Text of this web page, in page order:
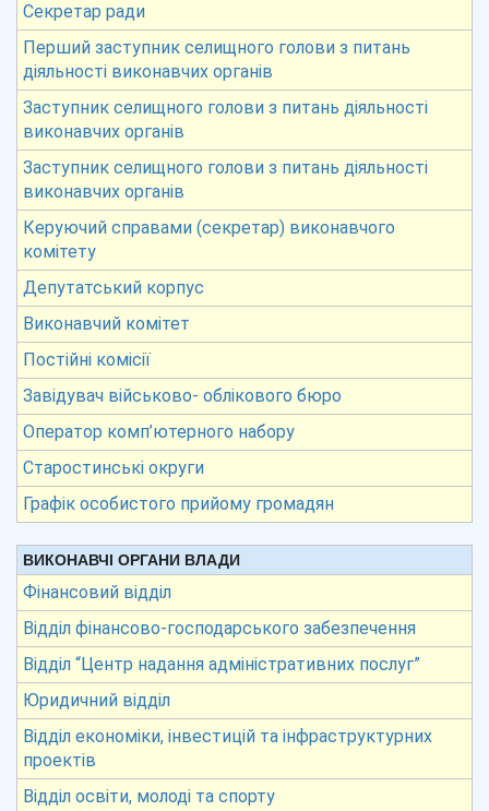
Секретар ради
Перший заступник селищного голови з питань
діяльності виконавчих органів
Заступник селищного голови з питань діяльності
виконавчих органів
Заступник селищного голови з питань діяльності
виконавчих органів
Керуючий справами (секретар) виконавчого
комітету
Депутатський корпус
Виконавчий комітет
Постійні комісії
Завідувач військово- облікового бюро
Оператор комп’ютерного набору
Старостинські округи
Графік особистого прийому громадян
ВИКОНАВЧІ ОРГАНИ ВЛАДИ
Фінансовий відділ
Відділ фінансово-господарського забезпечення
Відділ “Центр надання адміністративних послуг”
Юридичний відділ
Відділ економіки, інвестицій та інфраструктурних
проектів
Відділ освіти, молоді та спорту